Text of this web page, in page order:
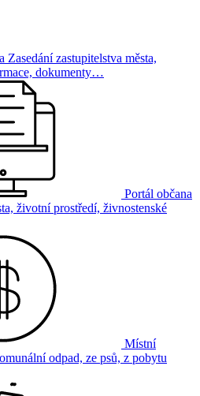
Zasedání zastupitelstva města,
dokumenty…
Portál občana
životní prostředí, živnostenské
Místní
odpad, ze psů, z pobytu